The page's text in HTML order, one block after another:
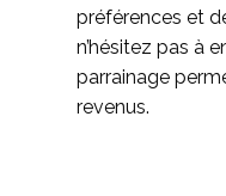
préférences et
n’hésitez pas à
parrainage
revenus.